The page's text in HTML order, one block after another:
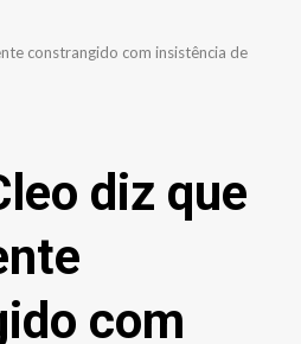
constrangido com insistência de
diz que
com